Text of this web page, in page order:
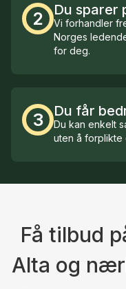
2 Du sparer
Vi forhandler
Norges
for deg.
3 Du får
Du kan enkelt
uten å forplikte
Få tilbud
Alta og